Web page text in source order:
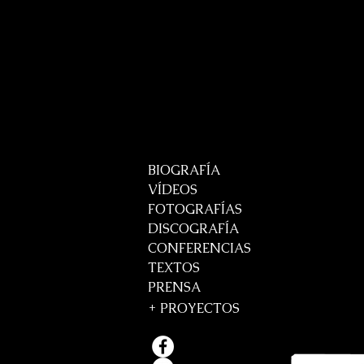
BIOGRAFÍA
VÍDEOS
FOTOGRAFÍAS
DISCOGRAFÍA
CONFERENCIAS
TEXTOS
PRENSA
+ PROYECTOS